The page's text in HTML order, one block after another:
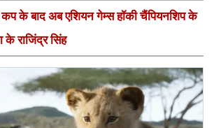
कप के बाद अब एशियन गेम्स हॉकी चैंपियनशिप के
के राजिंद्र सिंह